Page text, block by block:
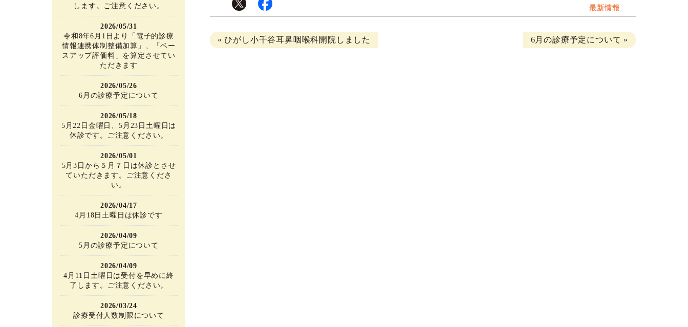
日:
カ
テ
ゴ
リ
最新情報
«ひがし小千谷耳鼻咽喉科開院しました 6月の診療予定について »
します。ご注意ください。
2026/05/31
令和8年6月1日より「電子的診療
情報連携体制整備加算」、「ベー
スアップ評価料」を算定させてい
ただきます
2026/05/26
6月の診療予定について
2026/05/18
5月22日金曜日、5月23日土曜日は
休診です。ご注意ください。
2026/05/01
5月3日から５月７日は休診とさせ
ていただきます。ご注意くださ
い。
2026/04/17
4月18日土曜日は休診です
2026/04/09
5月の診療予定について
2026/04/09
4月11日土曜日は受付を早めに終
了します。ご注意ください。
2026/03/24
診療受付人数制限について